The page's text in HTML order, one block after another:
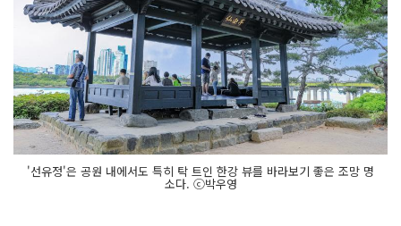
'선유정'은 공원 내에서도 특히 탁 트인 한강 뷰를 바라보기 좋은 조망 명
소다. ⓒ박우영